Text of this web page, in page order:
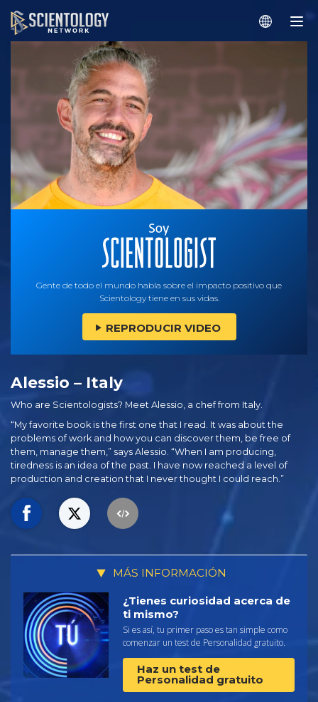
Gente de todo el mundo habla sobre el impacto positivo que
Scientology tiene en sus vidas.
REPRODUCIR VIDEO
Alessio – Italy
Who are Scientologists? Meet Alessio, a chef from Italy.
“My favorite book is the first one that I read. It was about the
problems of work and how you can discover them, be free of
them, manage them,” says Alessio. “When I am producing,
tiredness is an idea of the past. I have now reached a level of
production and creation that I never thought I could reach.”
MÁS INFORMACIÓN
¿Tienes curiosidad acerca de
ti mismo?
Si es así, tu primer paso es tan simple como
comenzar un test de Personalidad gratuito.
Haz un test de
Personalidad gratuito